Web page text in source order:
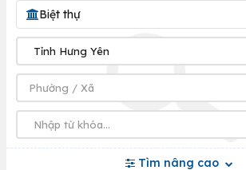
Biệt thự
Tìm nâng cao